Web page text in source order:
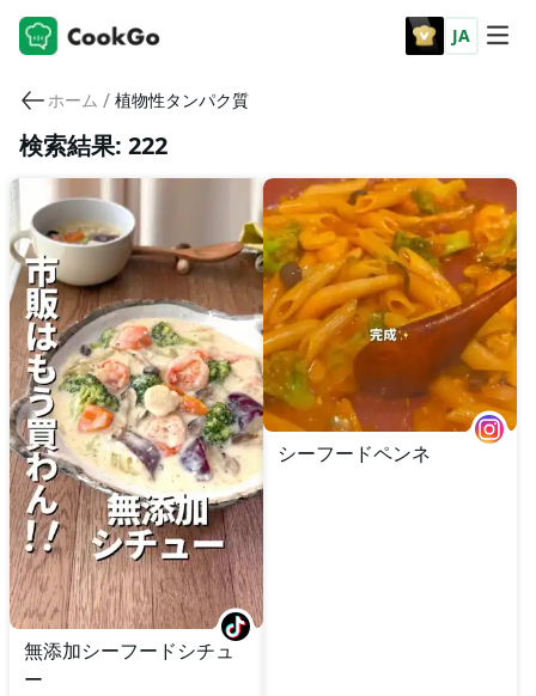
JA
ホーム / 植物性タンパク質
検索結果: 222
無添加シーフードシチュ
ー
シーフードペンネ